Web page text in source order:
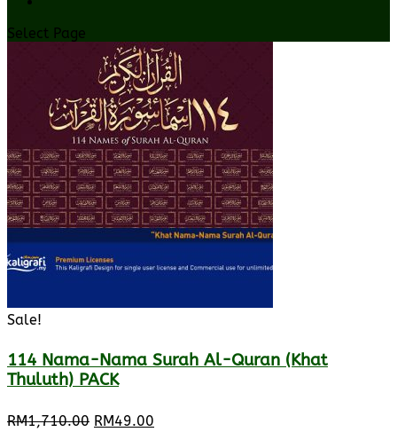
Select Page
Sale!
114 Nama-Nama Surah Al-Quran (Khat
Thuluth) PACK
RM1,710.00 Original
RM49.00